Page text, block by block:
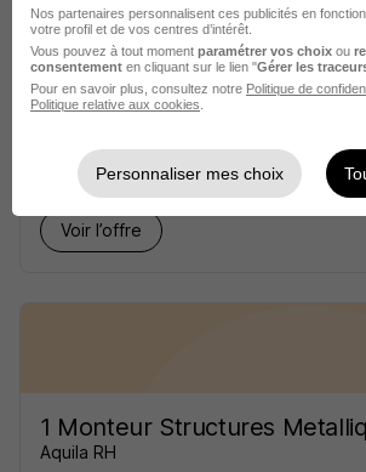
Monteur TP H/F
PROMAN
Avranches - 50 12,31 € /
Voir l’offre
1 Monteur Structures
Aquila RH
Nos partenaires personnalisent ces publicités en
votre profil et de vos centres d’intérêt.
Vous pouvez à tout moment paramétrer vos choix ou
consentement en cliquant sur le lien "Gérer les
Pour en savoir plus, consultez notre Politique de
Politique relative aux cookies
Personnaliser mes choix